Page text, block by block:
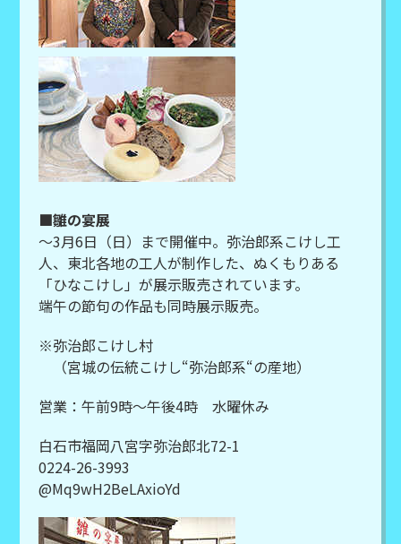
■雛の宴展
～3月6日（日）まで開催中。弥治郎系こけし工
人、東北各地の工人が制作した、ぬくもりある
「ひなこけし」が展示販売されています。
端午の節句の作品も同時展示販売。
※弥治郎こけし村
（宮城の伝統こけし“弥治郎系“の産地）
営業：午前9時～午後4時 水曜休み
白石市福岡八宮字弥治郎北72-1
0224-26-3993
@Mq9wH2BeLAxioYd